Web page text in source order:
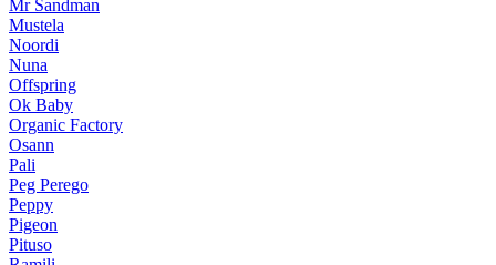
Mr Sandman
Mustela
Noordi
Nuna
Offspring
Ok Baby
Organic Factory
Osann
Pali
Peg Perego
Peppy
Pigeon
Pituso